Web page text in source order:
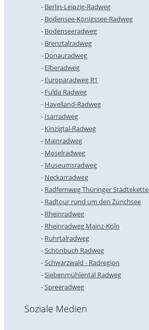
Berlin-Leipzig-Radweg
Bodensee-Königssee-Radweg
Bodenseeradweg
Brenztalradweg
Donauradweg
Elberadweg
Europaradweg R1
Fulda Radweg
Havelland-Radweg
Isarradweg
Kinzigtal-Radweg
Mainradweg
Moselradweg
Museumsradweg
Neckarradweg
Radfernweg Thüringer Städtekette
Radtour rund um den Zürichsee
Rheinradweg
Rheinradweg Mainz-Köln
Ruhrtalradweg
Schönbuch Radweg
Schwarzwald - Radregion
Siebenmühlental Radweg
Spreeradweg
Soziale Medien